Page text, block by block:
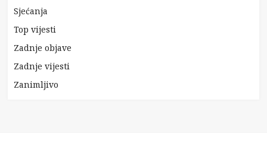
Sjećanja
Top vijesti
Zadnje objave
Zadnje vijesti
Zanimljivo